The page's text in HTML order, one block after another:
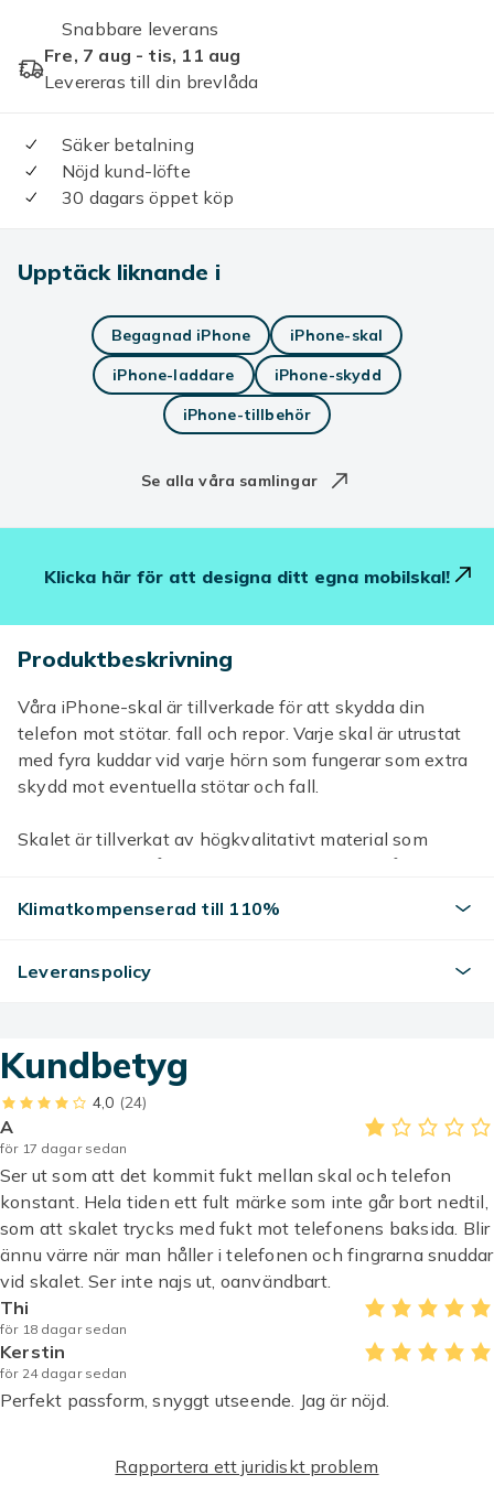
Snabbare leverans
Fre, 7 aug - tis, 11 aug
Levereras till din brevlåda
Säker betalning
Nöjd kund-löfte
30 dagars öppet köp
Upptäck liknande i
Begagnad iPhone
iPhone-skal
iPhone-laddare
iPhone-skydd
iPhone-tillbehör
Se alla våra samlingar
Klicka här för att designa ditt egna mobilskal!
Produktbeskrivning
Våra iPhone-skal är tillverkade för att skydda din
telefon mot stötar. fall och repor. Varje skal är utrustat
med fyra kuddar vid varje hörn som fungerar som extra
skydd mot eventuella stötar och fall.
Skalet är tillverkat av högkvalitativt material som
passar perfekt på din iPhone och ger full tillgång till
av skalet.
Med vårt skal kan du känna dig trygg när du använder
telefon och minska risken för dyra reparationer.
OBS!! Skalet garanterar inte att din telefon klarar sig
Passar till: iPhone 12
Material: TPU
Färg: Transparent / Genomskinligt
Artikel.nr.
685fa89b-d32f-42ab-8d1a-efdc1de3bf27
Produktsäkerhetsinformation
Klimatkompenserad till 110%
Leveranspolicy
Kundbetyg
4,0 (24)
A
för 17 dagar sedan
Ser ut som att det kommit fukt mellan skal och telefon
konstant. Hela tiden ett fult märke som inte går bort nedtil,
som att skalet trycks med fukt mot telefonens baksida. Blir
ännu värre när man håller i telefonen och fingrarna snuddar
vid skalet. Ser inte najs ut, oanvändbart.
Thi
för 18 dagar sedan
Kerstin
för 24 dagar sedan
Perfekt passform, snyggt utseende. Jag är nöjd.
Rapportera ett juridiskt problem